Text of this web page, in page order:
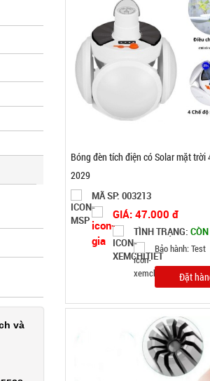
và
TÌNH TRẠNG:
Bảo hành: Test
Đặt
Máy cắt tỉa lông mũi bằng thép
MÃ SP: 004022
GIÁ: 22.900 đ
TÌNH TRẠNG:CÒN